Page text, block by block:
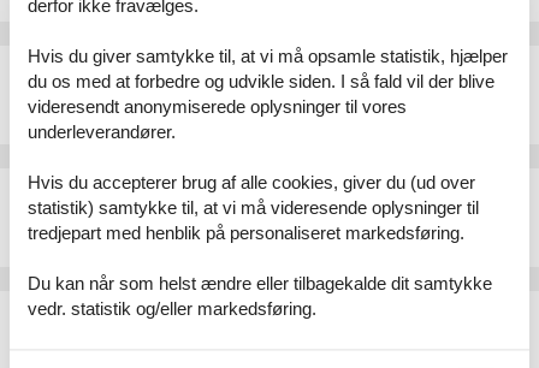
Ferielejlighed - 4 personer - Wilhelmstraße - 17419 - Ahlbeck (Seebad)
Emne nr.:
552-107322
Ferielejlighed - 2 personer - Jägersberg 17 (Zufahrt über Gothenweg) - 17419 - Ahlbeck (Seebad)
Emne nr.:530-649620
2 personer
derfor ikke fravælges.
Hvis du giver samtykke til, at vi må opsamle statistik, hjælper
du os med at forbedre og udvikle siden. I så fald vil der blive
videresendt anonymiserede oplysninger til vores
underleverandører.
Hvis du accepterer brug af alle cookies, giver du (ud over
statistik) samtykke til, at vi må videresende oplysninger til
tredjepart med henblik på personaliseret markedsføring.
Du kan når som helst ændre eller tilbagekalde dit samtykke
vedr. statistik og/eller markedsføring.